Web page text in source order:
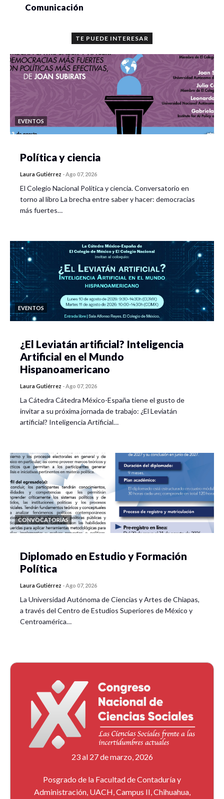
Comunicación
TE PUEDE INTERESAR
EVENTOS
Política y ciencia
Laura Gutiérrez -Ago 07, 2026
El Colegio Nacional Política y ciencia. Conversatorio en
torno al libro La brecha entre saber y hacer: democracias
más fuertes…
EVENTOS
¿El Leviatán artificial? Inteligencia
Artificial en el Mundo
Hispanoamericano
Laura Gutiérrez -Ago 07, 2026
La Cátedra Cátedra México-España tiene el gusto de
invitar a su próxima jornada de trabajo: ¿El Leviatán
artificial? Inteligencia Artificial…
CONVOCATORIAS
Diplomado en Estudio y Formación
Política
Laura Gutiérrez -Ago 07, 2026
La Universidad Autónoma de Ciencias y Artes de Chiapas,
a través del Centro de Estudios Superiores de México y
Centroamérica…
23 al 27 de marzo, 2026
Posgrado de la Facultad de Contaduría y
Administración, UACH, Campus II, Chihuahua,